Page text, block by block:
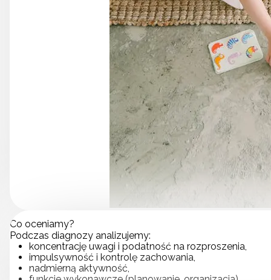
Co oceniamy?
Podczas diagnozy analizujemy:
koncentrację uwagi i podatność na rozproszenia,
impulsywność i kontrolę zachowania,
nadmierną aktywność,